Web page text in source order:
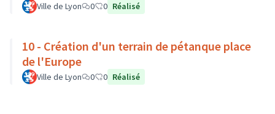
Ville de Lyon 0 0 Réalisé
10 - Création d'un terrain de pétanque place
de l'Europe
Ville de Lyon 0 0 Réalisé